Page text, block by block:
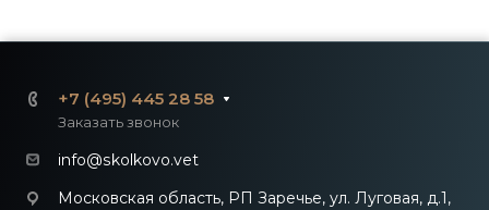
+7 (495) 445 28 58
Заказать звонок
info@skolkovo.vet
Московская область, РП Заречье, ул. Луговая, д.1,